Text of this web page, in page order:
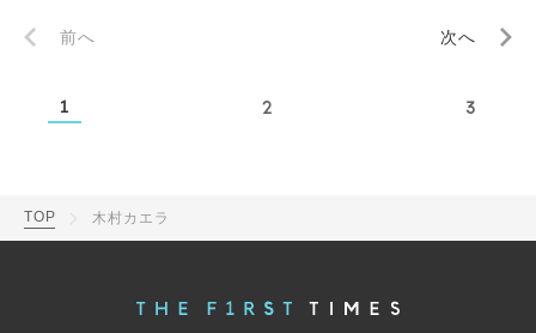
前へ 次へ
1 2 3
TOP 木村カエラ